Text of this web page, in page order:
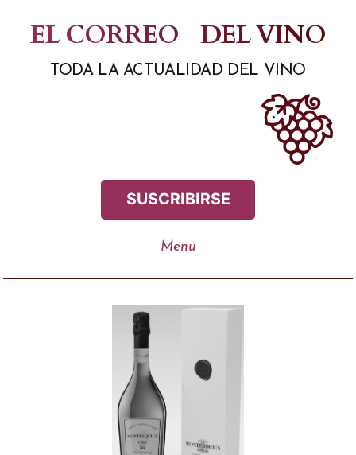
contenido
EL CORREO DEL VINO
TODA LA ACTUALIDAD DEL VINO
SUSCRIBIRSE